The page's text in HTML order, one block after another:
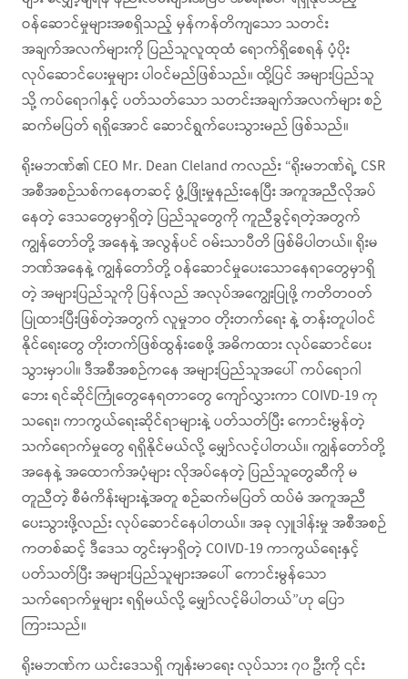
ဝန်ဆောင်မှုများအစရှိသည့် မှန်ကန်တိကျသော သတင်း
အချက်အလက်များကို ပြည်သူလူထုထံ ရောက်ရှိစေရန် ပံ့ပိုး
လုပ်ဆောင်ပေးမှုများ ပါဝင်မည်ဖြစ်သည်။ ထို့ပြင် အများပြည်သူ
သို့ ကပ်ရောဂါနှင့် ပတ်သတ်သော သတင်းအချက်အလက်များ စဉ်
ဆက်မပြတ် ရရှိအောင် ဆောင်ရွက်ပေးသွားမည် ဖြစ်သည်။
ရိုးမဘဏ်၏ CEO Mr. Dean Cleland ကလည်း “ရိုးမဘဏ်ရဲ့ CSR
အစီအစဉ်သစ်ကနေတဆင့် ဖွံ့ဖြိုးမှုနည်းနေပြီး အကူအညီလိုအပ်
နေတဲ့ ဒေသတွေမှာရှိတဲ့ ပြည်သူတွေကို ကူညီခွင့်ရတဲ့အတွက်
ကျွန်တော်တို့ အနေနဲ့ အလွန်ပင် ဝမ်းသာပီတိ ဖြစ်မိပါတယ်။ ရိုးမ
ဘဏ်အနေနဲ့ ကျွန်တော်တို့ ဝန်ဆောင်မှုပေးသောနေရာတွေမှာရှိ
တဲ့ အများပြည်သူကို ပြန်လည် အလုပ်အကျွေးပြုဖို့ ကတိတဝတ်
ပြုထားပြီးဖြစ်တဲ့အတွက် လူမှုဘဝ တိုးတက်ရေး နဲ့ တန်းတူပါဝင်
နိုင်ရေးတွေ တိုးတက်ဖြစ်ထွန်းစေဖို့ အဓိကထား လုပ်ဆောင်ပေး
သွားမှာပါ။ ဒီအစီအစဉ်ကနေ အများပြည်သူအပေါ် ကပ်ရောဂါ
ဘေး ရင်ဆိုင်ကြုံတွေနေရတာတွေ ကျော်လွှားကာ COIVD-19 ကု
သရေး၊ ကာကွယ်ရေးဆိုင်ရာများနဲ့ ပတ်သတ်ပြီး ကောင်းမွန်တဲ့
သက်ရောက်မှုတွေ ရရှိနိုင်မယ်လို့ မျှော်လင့်ပါတယ်။ ကျွန်တော်တို့
အနေနဲ့ အထောက်အပံ့များ လိုအပ်နေတဲ့ ပြည်သူတွေဆီကို မ
တူညီတဲ့ စီမံကိန်းများနဲ့အတူ စဉ်ဆက်မပြတ် ထပ်မံ အကူအညီ
ပေးသွားဖို့လည်း လုပ်ဆောင်နေပါတယ်။ အခု လှူဒါန်းမှု အစီအစဉ်
ကတစ်ဆင့် ဒီဒေသ တွင်းမှာရှိတဲ့ COIVD-19 ကာကွယ်ရေးနှင့်
ပတ်သတ်ပြီး အများပြည်သူများအပေါ် ကောင်းမွန်သော
သက်ရောက်မှုများ ရရှိမယ်လို့ မျှော်လင့်မိပါတယ်”ဟု ပြော
ကြားသည်။
ရိုးမဘဏ်က ယင်းဒေသရှိ ကျန်းမာရေး လုပ်သား ၇၀ ဦးကို ၎င်း